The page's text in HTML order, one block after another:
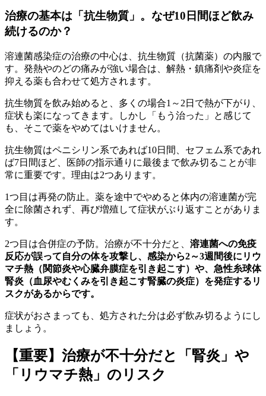
治療の基本は「抗生物質」。なぜ10日間ほど飲み
続けるのか？
溶連菌感染症の治療の中心は、抗生物質（抗菌薬）の内服で
す。発熱やのどの痛みが強い場合は、解熱・鎮痛剤や炎症を
抑える薬も合わせて処方されます。
抗生物質を飲み始めると、多くの場合1～2日で熱が下がり、
症状も楽になってきます。しかし「もう治った」と感じて
も、そこで薬をやめてはいけません。
抗生物質はペニシリン系であれば10日間、セフェム系であれ
ば7日間ほど、医師の指示通りに最後まで飲み切ることが非
常に重要です。理由は2つあります。
1つ目は再発の防止。薬を途中でやめると体内の溶連菌が完
全に除菌されず、再び増殖して症状がぶり返すことがありま
す。
2つ目は合併症の予防。治療が不十分だと、 溶連菌への免疫
反応が誤って自分の体を攻撃し、感染から2～3週間後にリウ
マチ熱（関節炎や心臓弁膜症を引き起こす）や、急性糸球体
腎炎（血尿やむくみを引き起こす腎臓の炎症）を発症するリ
スクがあるからです。
症状がおさまっても、処方された分は必ず飲み切るようにし
ましょう。
【重要】治療が不十分だと「腎炎」や
「リウマチ熱」のリスク